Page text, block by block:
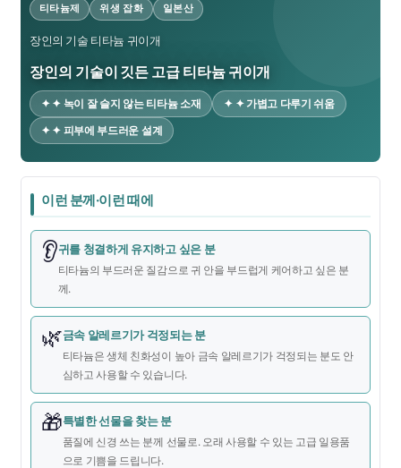
티타늄제 위생 잡화 일본산
장인의 기술 티타늄 귀이개
장인의 기술이 깃든 고급 티타늄 귀이개
✦ ✦ 녹이 잘 슬지 않는 티타늄 소재
✦ ✦ 가볍고 다루기 쉬움
✦ ✦ 피부에 부드러운 설계
이런 분께·이런 때에
👂귀를 청결하게 유지하고 싶은 분
티타늄의 부드러운 질감으로 귀 안을 부드럽게 케어하고 싶은 분
께.
🌿금속 알레르기가 걱정되는 분
티타늄은 생체 친화성이 높아 금속 알레르기가 걱정되는 분도 안
심하고 사용할 수 있습니다.
🎁특별한 선물을 찾는 분
품질에 신경 쓰는 분께 선물로. 오래 사용할 수 있는 고급 일용품
으로 기쁨을 드립니다.